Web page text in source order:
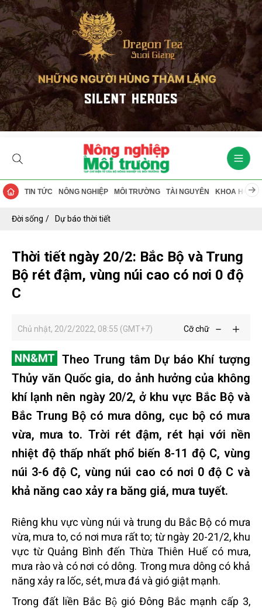
TIN TỨC NÔNG NGHIỆP MÔI TRƯỜNG TÀI NGUYÊN KHOA HỌC
Đời sống Dự báo thời tiết
Thời tiết ngày 20/2: Bắc Bộ và Trung
Bộ rét đậm, vùng núi cao có nơi 0 độ
C
Chủ nhật, 20/2/2022, 08:55 (GMT+7) Cỡ chữ
Theo Trung tâm Dự báo Khí tượng
Thủy văn Quốc gia, do ảnh hưởng của không
khí lạnh nên ngày 20/2, ở khu vực Bắc Bộ và
Bắc Trung Bộ có mưa dông, cục bộ có mưa
vừa, mưa to. Trời rét đậm, rét hại với nền
nhiệt độ thấp nhất phổ biến 8-11 độ C, vùng
núi 3-6 độ C, vùng núi cao có nơi 0 độ C và
khả năng cao xảy ra băng giá, mưa tuyết.
Riêng khu vực vùng núi và trung du Bắc Bộ có mưa
vừa, mưa to, có nơi mưa rất to; từ ngày 20-21/2, khu
vực từ Quảng Bình đến Thừa Thiên Huế có mưa,
mưa rào và có nơi có dông. Trong mưa dông có khả
năng xảy ra lốc, sét, mưa đá và gió giật mạnh.
Trong đất liền Bắc Bộ gió Đông Bắc mạnh cấp 3,